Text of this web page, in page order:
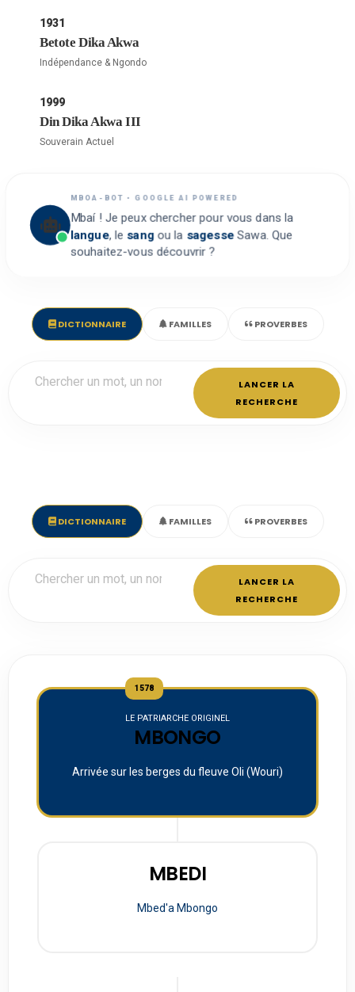
1931
Betote Dika Akwa
Indépendance & Ngondo
1999
Din Dika Akwa III
Souverain Actuel
MBOA-BOT • GOOGLE AI POWERED
Mbaí ! Je peux chercher pour vous dans la
langue, lesangou la sagesseSawa. Que
souhaitez-vous découvrir ?
DICTIONNAIRE FAMILLES PROVERBES
LANCER LA
RECHERCHE
DICTIONNAIRE FAMILLES PROVERBES
LANCER LA
RECHERCHE
1578
LE PATRIARCHE ORIGINEL
MBONGO
Arrivée sur les berges du fleuve Oli (Wouri)
MBEDI
Mbed'a Mbongo